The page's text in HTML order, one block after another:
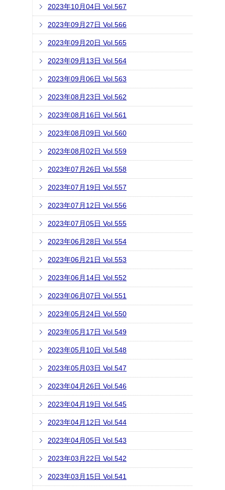
2023年10月04日 Vol.567
2023年09月27日 Vol.566
2023年09月20日 Vol.565
2023年09月13日 Vol.564
2023年09月06日 Vol.563
2023年08月23日 Vol.562
2023年08月16日 Vol.561
2023年08月09日 Vol.560
2023年08月02日 Vol.559
2023年07月26日 Vol.558
2023年07月19日 Vol.557
2023年07月12日 Vol.556
2023年07月05日 Vol.555
2023年06月28日 Vol.554
2023年06月21日 Vol.553
2023年06月14日 Vol.552
2023年06月07日 Vol.551
2023年05月24日 Vol.550
2023年05月17日 Vol.549
2023年05月10日 Vol.548
2023年05月03日 Vol.547
2023年04月26日 Vol.546
2023年04月19日 Vol.545
2023年04月12日 Vol.544
2023年04月05日 Vol.543
2023年03月22日 Vol.542
2023年03月15日 Vol.541